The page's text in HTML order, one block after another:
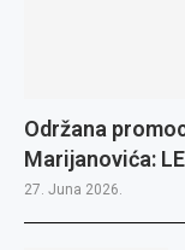
Održana
Marijanovića:
27. Juna 2026.